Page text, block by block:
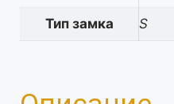
Тип замка S